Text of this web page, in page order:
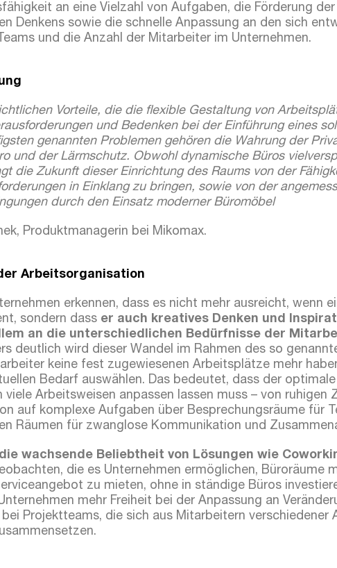
an eine Vielzahl von Aufgaben, die Förderung
Denkens sowie die schnelle Anpassung an den sich
und die Anzahl der Mitarbeiter im Unternehmen.
Vorteile, die die flexible Gestaltung von
und Bedenken bei der Einführung eines
genannten Problemen gehören die Wahrung der
und der Lärmschutz. Obwohl dynamische Büros
die Zukunft dieser Einrichtung des Raums von der
in Einklang zu bringen, sowie von der
durch den Einsatz moderner Büromöbel
Produktmanagerin bei Mikomax.
Arbeitsorganisation
erkennen, dass es nicht mehr ausreicht, wenn
sondern dass er auch kreatives Denken und
an die unterschiedlichen Bedürfnisse der
deutlich wird dieser Wandel im Rahmen des so
keine fest zugewiesenen Arbeitsplätze mehr
Bedarf auswählen. Das bedeutet, dass der
viele Arbeitsweisen anpassen lassen muss – von ruhigen
auf komplexe Aufgaben über Besprechungsräume für
Räumen für zwanglose Kommunikation und
wachsende Beliebtheit von Lösungen wie
die es Unternehmen ermöglichen, Büroräume
zu mieten, ohne in ständige Büros
mehr Freiheit bei der Anpassung an
Projektteams, die sich aus Mitarbeitern verschiedener